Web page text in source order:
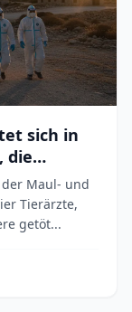
sich in
die
Maul- und
Tierärzte,
getöt...